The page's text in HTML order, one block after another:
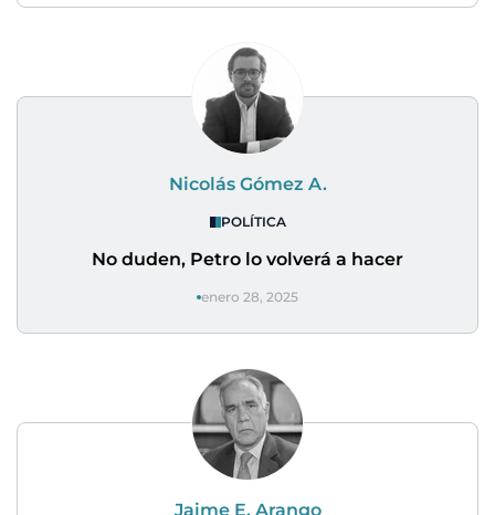
Nicolás Gómez A.
POLÍTICA
No duden, Petro lo volverá a hacer
enero 28, 2025
Jaime E. Arango